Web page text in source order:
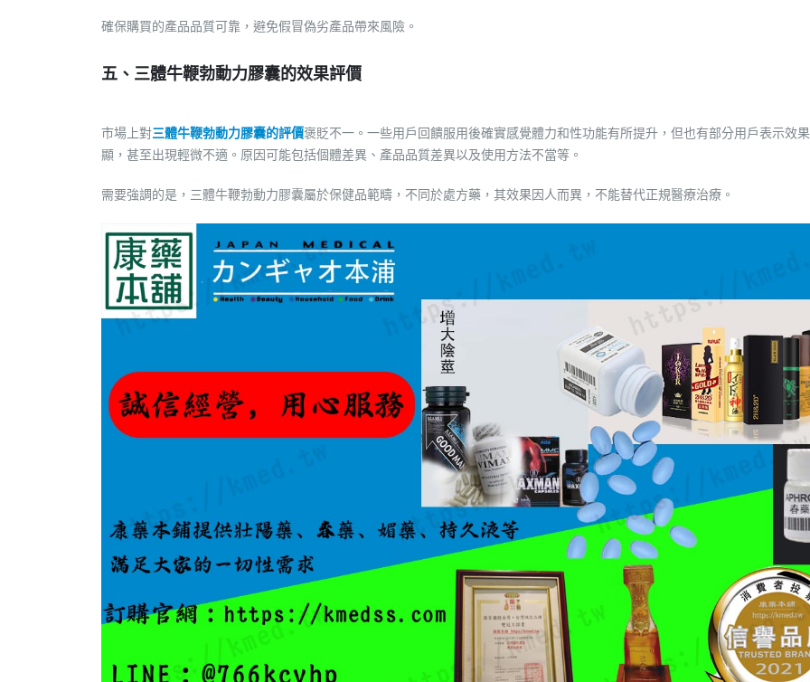
確保購買的產品品質可靠，避免假冒偽劣產品帶來風險。
五、三體牛鞭勃動力膠囊的效果評價
市場上對三體牛鞭勃動力膠囊的評價褒貶不一。一些用戶回饋服用後確實感覺體力和性功能有所提升，但也有部分用戶表示效
顯，甚至出現輕微不適。原因可能包括個體差異、產品品質差異以及使用方法不當等。
需要強調的是，三體牛鞭勃動力膠囊屬於保健品範疇，不同於處方藥，其效果因人而異，不能替代正規醫療治療。